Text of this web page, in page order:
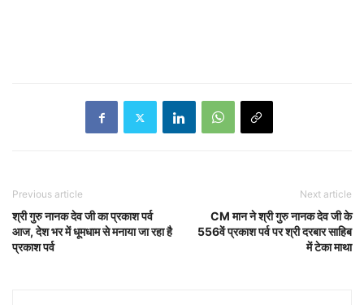
Previous article
श्री गुरु नानक देव जी का प्रकाश पर्व
आज, देश भर में धूमधाम से मनाया जा रहा है
प्रकाश पर्व
Next article
CM मान ने श्री गुरु नानक देव जी के
556वें प्रकाश पर्व पर श्री दरबार साहिब
में टेका माथा